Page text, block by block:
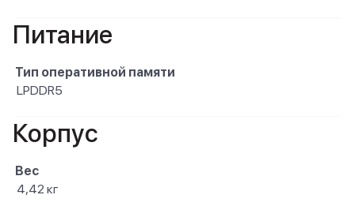
Питание
Тип оперативной памяти
LPDDR5
Корпус
Вес
4,42 кг